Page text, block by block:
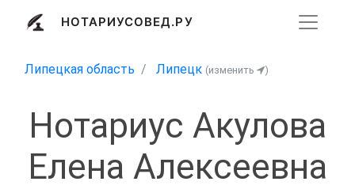
НОТАРИУСОВЕД.РУ
Липецкая область Липецк (изменить )
Нотариус Акулова
Елена Алексеевна